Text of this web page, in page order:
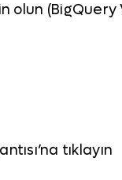
olun
tıklayın